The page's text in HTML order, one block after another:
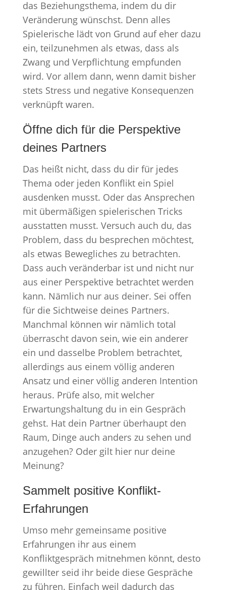
das Beziehungsthema, indem du dir
Veränderung wünschst. Denn alles
Spielerische lädt von Grund auf eher dazu
ein, teilzunehmen als etwas, dass als
Zwang und Verpflichtung empfunden
wird. Vor allem dann, wenn damit bisher
stets Stress und negative Konsequenzen
verknüpft waren.
Öffne dich für die Perspektive
deines Partners
Das heißt nicht, dass du dir für jedes
Thema oder jeden Konflikt ein Spiel
ausdenken musst. Oder das Ansprechen
mit übermäßigen spielerischen Tricks
ausstatten musst. Versuch auch du, das
Problem, dass du besprechen möchtest,
als etwas Bewegliches zu betrachten.
Dass auch veränderbar ist und nicht nur
aus einer Perspektive betrachtet werden
kann. Nämlich nur aus deiner. Sei offen
für die Sichtweise deines Partners.
Manchmal können wir nämlich total
überrascht davon sein, wie ein anderer
ein und dasselbe Problem betrachtet,
allerdings aus einem völlig anderen
Ansatz und einer völlig anderen Intention
heraus. Prüfe also, mit welcher
Erwartungshaltung du in ein Gespräch
gehst. Hat dein Partner überhaupt den
Raum, Dinge auch anders zu sehen und
anzugehen? Oder gilt hier nur deine
Meinung?
Sammelt positive Konflikt-
Erfahrungen
Umso mehr gemeinsame positive
Erfahrungen ihr aus einem
Konfliktgespräch mitnehmen könnt, desto
gewillter seid ihr beide diese Gespräche
zu führen. Einfach weil dadurch das